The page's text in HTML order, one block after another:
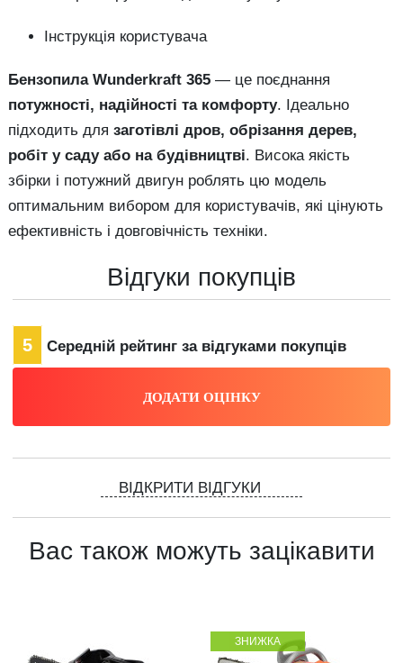
Інструкція користувача
Бензопила Wunderkraft 365 — це поєднання
потужності, надійності та комфорту. Ідеально
підходить для заготівлі дров, обрізання дерев,
робіт у саду або на будівництві. Висока якість
збірки і потужний двигун роблять цю модель
оптимальним вибором для користувачів, які цінують
ефективність і довговічність техніки.
Відгуки покупців
5 Середній рейтинг за відгуками покупців
ВІДКРИТИ ВІДГУКИ
Вас також можуть зацікавити
ЗНИЖКА